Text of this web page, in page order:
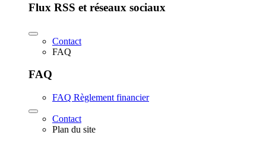
Flux RSS et réseaux sociaux
Contact
FAQ
FAQ
FAQ Règlement financier
Contact
Plan du site